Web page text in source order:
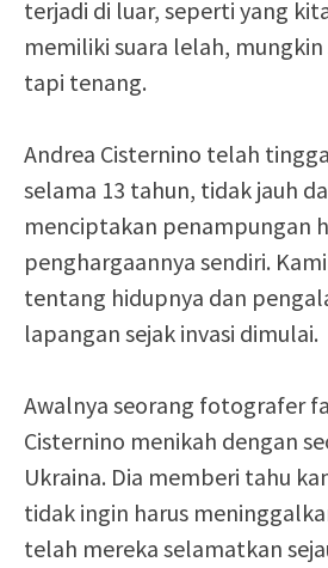
terjadi di luar, seperti yang
memiliki suara lelah,
tapi tenang.
Andrea Cisternino telah
selama 13 tahun, tidak jauh
menciptakan penampungan
penghargaannya sendiri.
tentang hidupnya dan
lapangan sejak invasi dimulai.
Awalnya seorang fotografer
Cisternino menikah dengan
Ukraina. Dia memberi tahu
tidak ingin harus
telah mereka selamatkan